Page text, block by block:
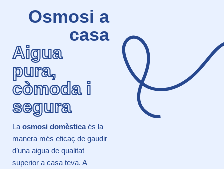
Osmosi a
casa
Aigua
pura,
còmoda i
segura
La osmosi domèsticaés la
manera més eficaç de gaudir
d’una aigua de qualitat
superior a casa teva. A